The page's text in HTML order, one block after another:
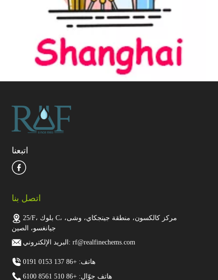
اتبعنا
اتصل بنا
25/F، بلوك C، مركز كالكسون، منطقة جينجكاي، وشى،
جيانغسو، الصين
البريد الإلكتروني: rf@realfinechems.com
هاتف: +86 137 0153 0191
هاتف جوّال: +86 510 8561 6100